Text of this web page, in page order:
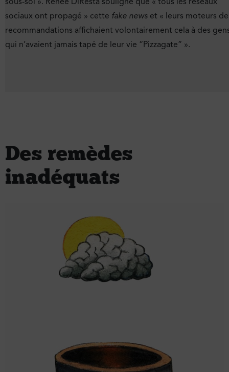
sociaux ont propagé » cette fake news et « leurs moteurs de
recommandations affichaient volontairement cela à des
qui n’avaient jamais tapé de leur vie “Pizzagate” ».
Des remèdes
inadéquats